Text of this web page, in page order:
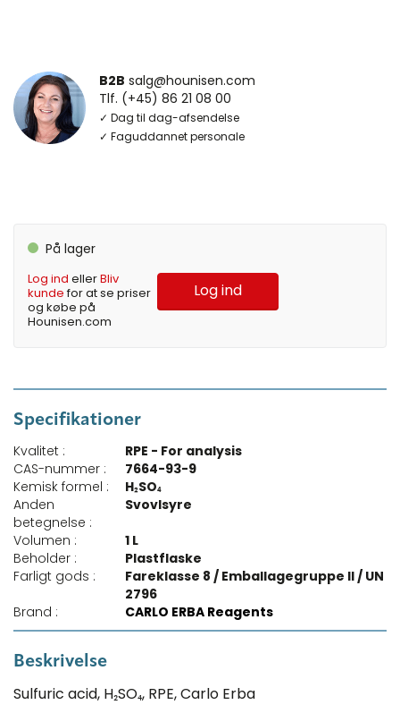
B2B salg@hounisen.com
Tlf. (+45) 86 21 08 00
✓ Dag til dag-afsendelse
✓ Faguddannet personale
På lager
Log ind ellerBliv
kundefor at se priser
og købe på
Hounisen.com
Log ind
Specifikationer
Kvalitet :
RPE - For analysis
CAS-nummer :
7664-93-9
Kemisk formel :
H₂SO₄
Anden
betegnelse :
Svovlsyre
Volumen :
1 L
Beholder :
Plastflaske
Farligt gods :
Fareklasse 8 / Emballagegruppe II / UN
2796
Brand :
CARLO ERBA Reagents
Beskrivelse
Sulfuric acid, H₂SO₄, RPE, Carlo Erba